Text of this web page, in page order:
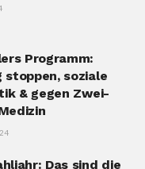
Programm:
stoppen, soziale
& gegen Zwei-
Das sind die